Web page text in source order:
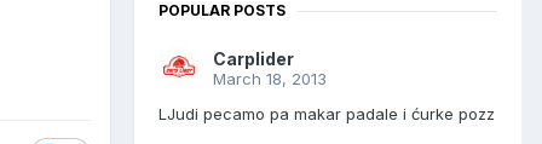
POPULAR POSTS
Carplider
March 18, 2013
LJudi pecamo pa makar padale i ćurke pozz